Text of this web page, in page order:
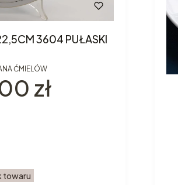
3604 PUŁASKI
ĆMIELÓW
zł
towaru